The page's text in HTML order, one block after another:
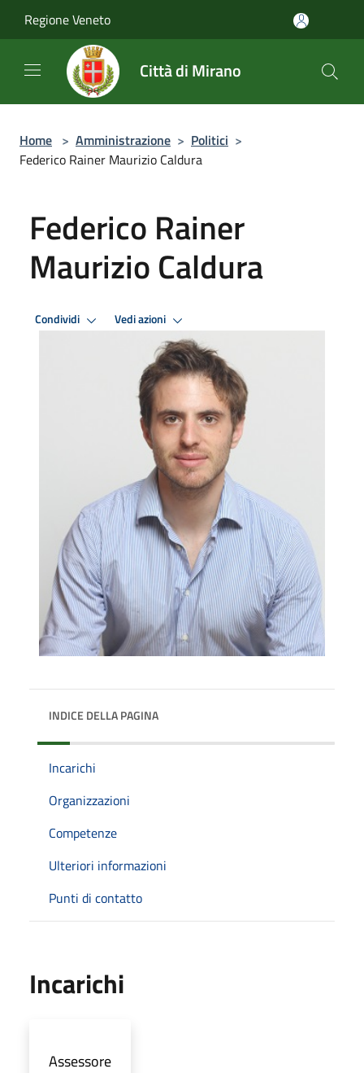
Regione Veneto
Città di Mirano
Home > Amministrazione > Politici >
Federico Rainer Maurizio Caldura
Federico Rainer
Maurizio Caldura
Condividi Vedi azioni
INDICE DELLA PAGINA
Incarichi
Organizzazioni
Competenze
Ulteriori informazioni
Punti di contatto
Incarichi
Assessore